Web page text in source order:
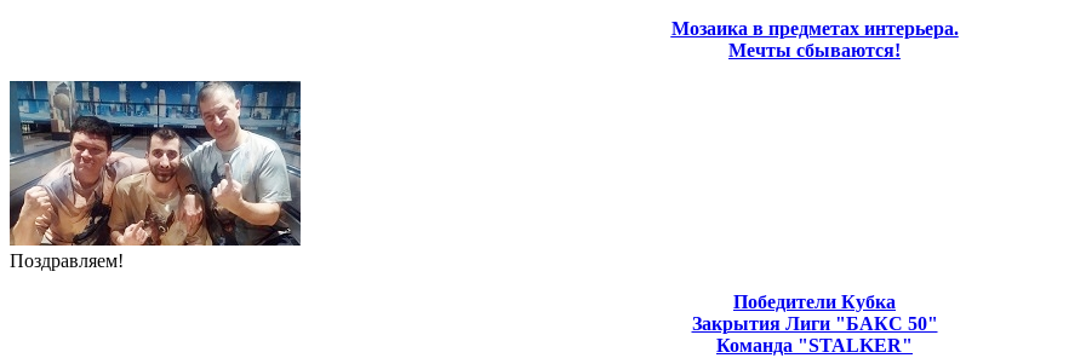
Мозаика в предметах интерьера.
Мечты сбываются!
Поздравляем!
Победители Кубка
Закрытия Лиги "БАКС 50"
Команда "STALKER"